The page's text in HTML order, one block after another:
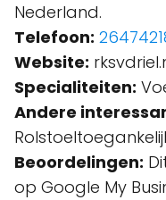
Nederland.
Telefoon:
Website:
Specialiteiten:
Andere
Beoordelingen:
op Google My